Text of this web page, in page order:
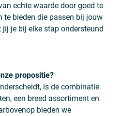
echte waarde door goed te
te bieden die passen bij jouw
je bij elke stap ondersteund
propositie?
is de combinatie
een breed assortiment en
bieden we